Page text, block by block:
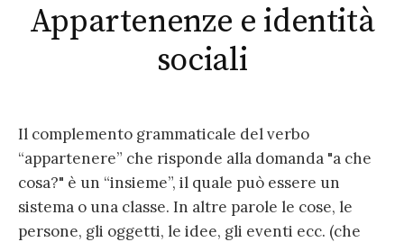
Appartenenze e identità
sociali
Il complemento grammaticale del verbo
“appartenere” che risponde alla domanda "a che
cosa?" è un “insieme”, il quale può essere un
sistema o una classe. In altre parole le cose, le
persone, gli oggetti, le idee, gli eventi ecc. (che